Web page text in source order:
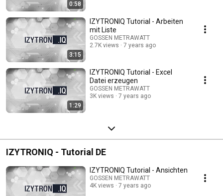
0:58
3:15
IZYTRONIQ Tutorial - Arbeiten
mit Liste
GOSSEN METRAWATT
2.7K views
7 years ago
1:29
IZYTRONIQ Tutorial - Excel
Datei erzeugen
GOSSEN METRAWATT
3K views
7 years ago
IZYTRONIQ - Tutorial DE
IZYTRONIQ Tutorial - Ansichten
GOSSEN METRAWATT
4K views
7 years ago